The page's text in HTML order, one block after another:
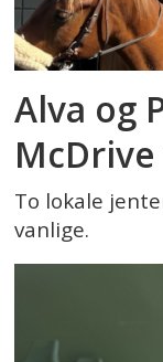
Alva og
To lokale
vanlige.